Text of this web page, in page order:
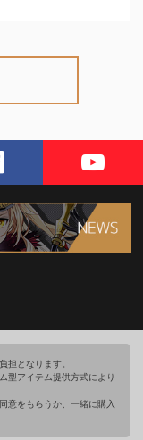
担となります。
型アイテム提供方式により
意をもらうか、一緒に購入